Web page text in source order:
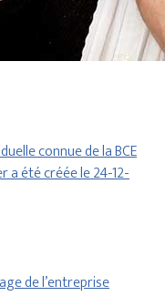
connue de la BCE
a été créée le 24-12-
de l’entreprise